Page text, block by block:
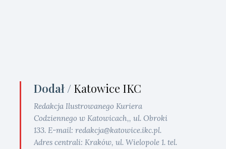
Dodał / Katowice IKC
Redakcja Ilustrowanego Kuriera
Codziennego w Katowicach,, ul. Obroki
133. E-mail: redakcja@katowice.ikc.pl.
Adres centrali: Kraków, ul. Wielopole 1. tel.